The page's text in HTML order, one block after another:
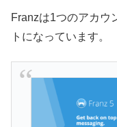
Franzは1つのアカウ
トになっています。